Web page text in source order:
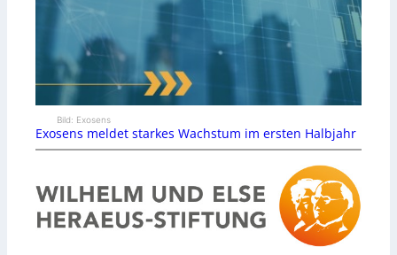
Bild: Exosens
Exosens meldet starkes Wachstum im ersten Halbjahr